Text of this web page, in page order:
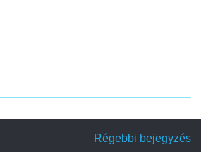
Régebbi bejegyzés